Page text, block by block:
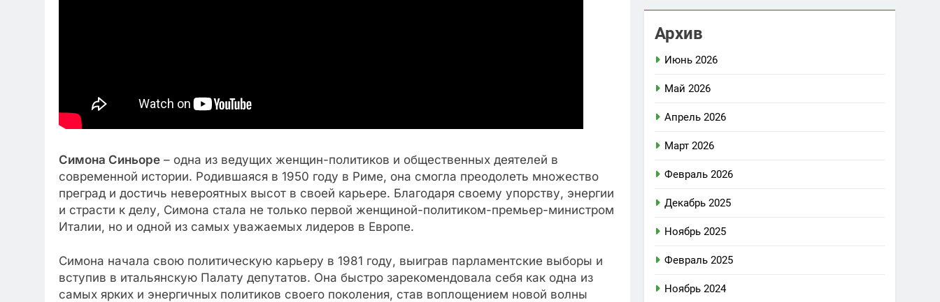
Симона Синьоре – одна из ведущих женщин-политиков и общественных деятелей в
современной истории. Родившаяся в 1950 году в Риме, она смогла преодолеть множество
преград и достичь невероятных высот в своей карьере. Благодаря своему упорству, энергии
и страсти к делу, Симона стала не только первой женщиной-политиком-премьер-министром
Италии, но и одной из самых уважаемых лидеров в Европе.
Симона начала свою политическую карьеру в 1981 году, выиграв парламентские выборы и
вступив в итальянскую Палату депутатов. Она быстро зарекомендовала себя как одна из
самых ярких и энергичных политиков своего поколения, став воплощением новой волны
Архив
Июнь 2026
Май 2026
Апрель 2026
Март 2026
Февраль 2026
Декабрь 2025
Ноябрь 2025
Февраль 2025
Ноябрь 2024